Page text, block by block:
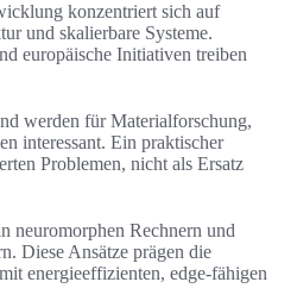
konzentriert sich auf
und skalierbare Systeme.
europäische Initiativen treiben
werden für Materialforschung,
interessant. Ein praktischer
Problemen, nicht als Ersatz
neuromorphen Rechnern und
Diese Ansätze prägen die
energieeffizienten, edge-fähigen